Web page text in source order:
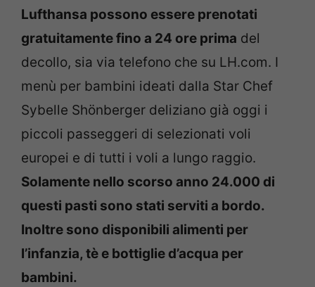
Lufthansa possono essere prenotati
gratuitamente fino a 24 ore prima del
decollo, sia via telefono che su LH.com. I
menù per bambini ideati dalla Star Chef
Sybelle Shönberger deliziano già oggi i
piccoli passeggeri di selezionati voli
europei e di tutti i voli a lungo raggio.
Solamente nello scorso anno 24.000 di
questi pasti sono stati serviti a bordo.
Inoltre sono disponibili alimenti per
l’infanzia, tè e bottiglie d’acqua per
bambini.